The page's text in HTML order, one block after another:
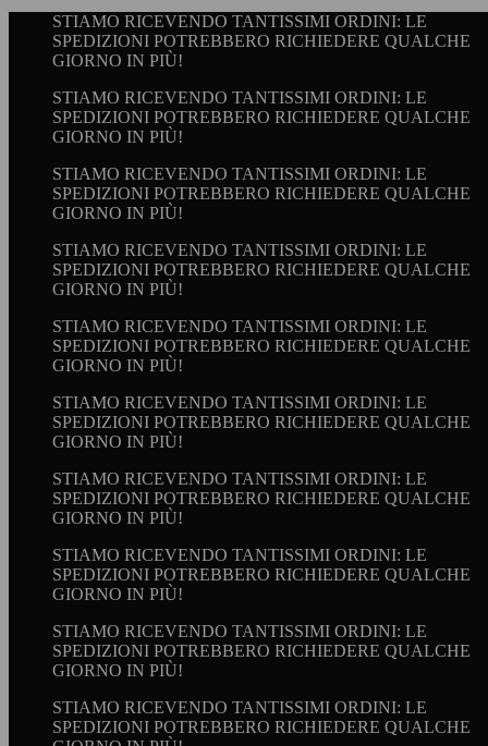
STIAMO RICEVENDO TANTISSIMI ORDINI: LE
SPEDIZIONI POTREBBERO RICHIEDERE QUALCHE
GIORNO IN PIÙ!
STIAMO RICEVENDO TANTISSIMI ORDINI: LE
SPEDIZIONI POTREBBERO RICHIEDERE QUALCHE
GIORNO IN PIÙ!
STIAMO RICEVENDO TANTISSIMI ORDINI: LE
SPEDIZIONI POTREBBERO RICHIEDERE QUALCHE
GIORNO IN PIÙ!
STIAMO RICEVENDO TANTISSIMI ORDINI: LE
SPEDIZIONI POTREBBERO RICHIEDERE QUALCHE
GIORNO IN PIÙ!
STIAMO RICEVENDO TANTISSIMI ORDINI: LE
SPEDIZIONI POTREBBERO RICHIEDERE QUALCHE
GIORNO IN PIÙ!
STIAMO RICEVENDO TANTISSIMI ORDINI: LE
SPEDIZIONI POTREBBERO RICHIEDERE QUALCHE
GIORNO IN PIÙ!
STIAMO RICEVENDO TANTISSIMI ORDINI: LE
SPEDIZIONI POTREBBERO RICHIEDERE QUALCHE
GIORNO IN PIÙ!
STIAMO RICEVENDO TANTISSIMI ORDINI: LE
SPEDIZIONI POTREBBERO RICHIEDERE QUALCHE
GIORNO IN PIÙ!
STIAMO RICEVENDO TANTISSIMI ORDINI: LE
SPEDIZIONI POTREBBERO RICHIEDERE QUALCHE
GIORNO IN PIÙ!
STIAMO RICEVENDO TANTISSIMI ORDINI: LE
SPEDIZIONI POTREBBERO RICHIEDERE QUALCHE